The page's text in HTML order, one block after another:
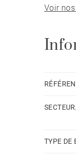
La
Voir
TYPE DE